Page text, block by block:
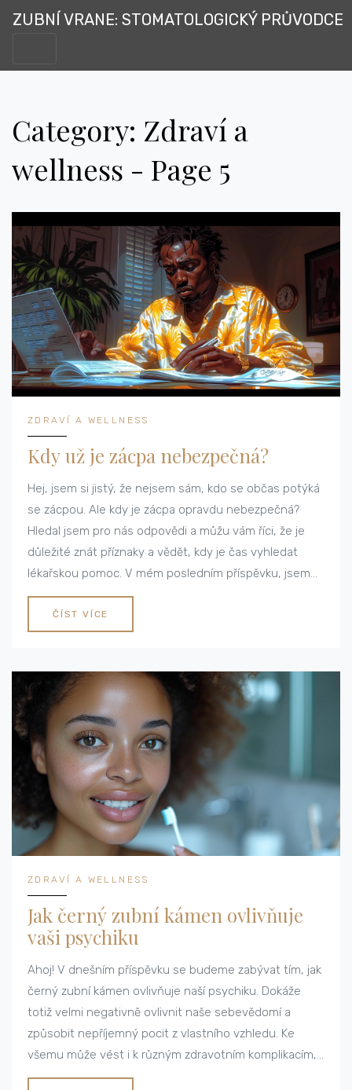
ZUBNÍ VRANE: STOMATOLOGICKÝ PRŮVODCE
Category: Zdraví a
wellness - Page 5
ZDRAVÍ A WELLNESS
Kdy už je zácpa nebezpečná?
Hej, jsem si jistý, že nejsem sám, kdo se občas potýká
se zácpou. Ale kdy je zácpa opravdu nebezpečná?
Hledal jsem pro nás odpovědi a můžu vám říci, že je
důležité znát příznaky a vědět, kdy je čas vyhledat
lékařskou pomoc. V mém posledním příspěvku, jsem
se pokusil shrnout vše potřebné. Tak si to pojďme
přečíst!ČÍST VÍCE
ZDRAVÍ A WELLNESS
Jak černý zubní kámen ovlivňuje
vaši psychiku
Ahoj! V dnešním příspěvku se budeme zabývat tím, jak
černý zubní kámen ovlivňuje naší psychiku. Dokáže
totiž velmi negativně ovlivnit naše sebevědomí a
způsobit nepříjemný pocit z vlastního vzhledu. Ke
všemu může vést i k různým zdravotním komplikacím,
což může zvýšit náš stres. Jsem tady, abych vám